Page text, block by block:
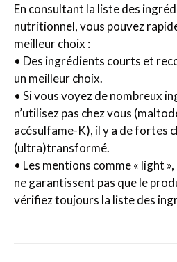
En consultant la liste des
nutritionnel, vous pouvez
meilleur choix :
• Des ingrédients courts et
un meilleur choix.
• Si vous voyez de nombreux
n’utilisez pas chez vous
acésulfame-K), il y a de fortes
(ultra)transformé.
• Les mentions comme « light
ne garantissent pas que le
vérifiez toujours la liste des